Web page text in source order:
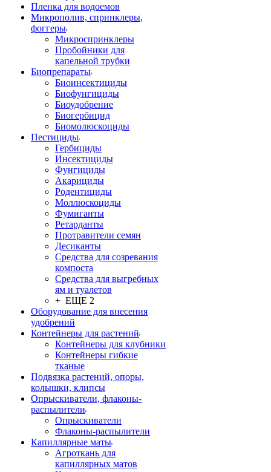
Пленка для водоемов
Микрополив, спринклеры,
фоггеры
Микроспринклеры
Пробойники для
капельной трубки
Биопрепараты
Биоинсектициды
Биофунгициды
Биоудобрение
Биогербицид
Биомолюскоциды
Пестициды
Гербициды
Инсектициды
Фунгициды
Акарициды
Родентициды
Моллюскоциды
Фумиганты
Ретарданты
Протравители семян
Десиканты
Средства для созревания
компоста
Средства для выгребных
ям и туалетов
+ ЕЩЕ 2
Оборудование для внесения
удобрений
Контейнеры для растений
Контейнеры для клубники
Контейнеры гибкие
тканые
Подвязка растений, опоры,
колышки, клипсы
Опрыскиватели, флаконы-
распылители
Опрыскиватели
Флаконы-распылители
Капиллярные маты
Агроткань для
капиллярных матов